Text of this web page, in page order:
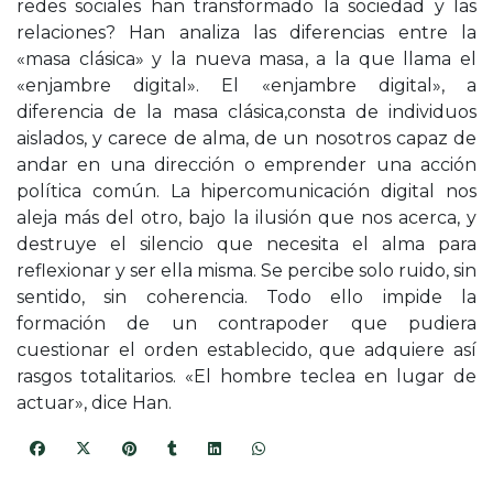
redes sociales han transformado la sociedad y las
relaciones? Han analiza las diferencias entre la
«masa clásica» y la nueva masa, a la que llama el
«enjambre digital». El «enjambre digital», a
diferencia de la masa clásica,consta de individuos
aislados, y carece de alma, de un nosotros capaz de
andar en una dirección o emprender una acción
política común. La hipercomunicación digital nos
aleja más del otro, bajo la ilusión que nos acerca, y
destruye el silencio que necesita el alma para
reflexionar y ser ella misma. Se percibe solo ruido, sin
sentido, sin coherencia. Todo ello impide la
formación de un contrapoder que pudiera
cuestionar el orden establecido, que adquiere así
rasgos totalitarios. «El hombre teclea en lugar de
actuar», dice Han.